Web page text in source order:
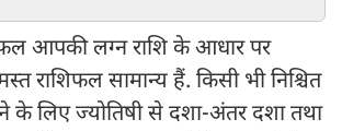
आपकी लग्न राशि के आधार पर
राशिफल सामान्य हैं. किसी भी निश्चित
के लिए ज्योतिषी से दशा-अंतर दशा तथा